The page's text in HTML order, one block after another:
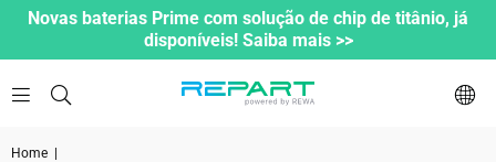
Novas baterias Prime com solução de chip de titânio, já
disponíveis! Saiba mais >>
Home